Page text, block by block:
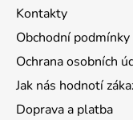
Kontakty
Obchodní podmínky
Ochrana osobních
Jak nás hodnotí
Doprava a platba